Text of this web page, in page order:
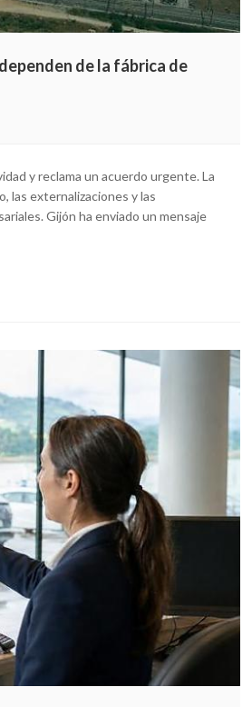
de la fábrica de
y reclama un acuerdo urgente. La
las externalizaciones y las
Gijón ha enviado un mensaje